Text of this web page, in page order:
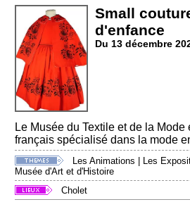
Small
d'enfance
Du 13 décembre
Le Musée du Textile et de la
français spécialisé dans la mode
Les Animations | Les
Musée d'Art et d'Histoire
Cholet